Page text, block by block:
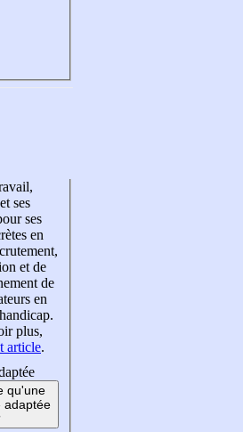
ses
ses
en
et de
de
en
plus,
article.
qu'une
adaptée